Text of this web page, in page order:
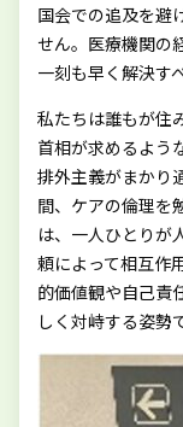
国会での追及を避
せん。医療機関の
一刻も早く解決す
私たちは誰もが住
首相が求めるよう
排外主義がまかり
間、ケアの倫理を
は、一人ひとりが
頼によって相互作
的価値観や自己責
しく対峙する姿勢